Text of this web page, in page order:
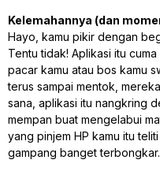
Kelemahannya (dan
Hayo, kamu pikir dengan
Tentu tidak! Aplikasi itu
pacar kamu atau bos kamu
terus sampai mentok,
sana, aplikasi itu nangkring
mempan buat mengelabui
yang pinjem HP kamu itu
gampang banget terbongkar.